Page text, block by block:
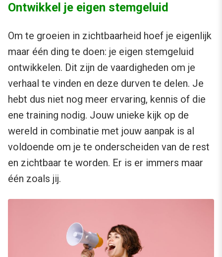
Ontwikkel je eigen stemgeluid
Om te groeien in zichtbaarheid hoef je eigenlijk
maar één ding te doen: je eigen stemgeluid
ontwikkelen. Dit zijn de vaardigheden om je
verhaal te vinden en deze durven te delen. Je
hebt dus niet nog meer ervaring, kennis of die
ene training nodig. Jouw unieke kijk op de
wereld in combinatie met jouw aanpak is al
voldoende om je te onderscheiden van de rest
en zichtbaar te worden. Er is er immers maar
één zoals jij.